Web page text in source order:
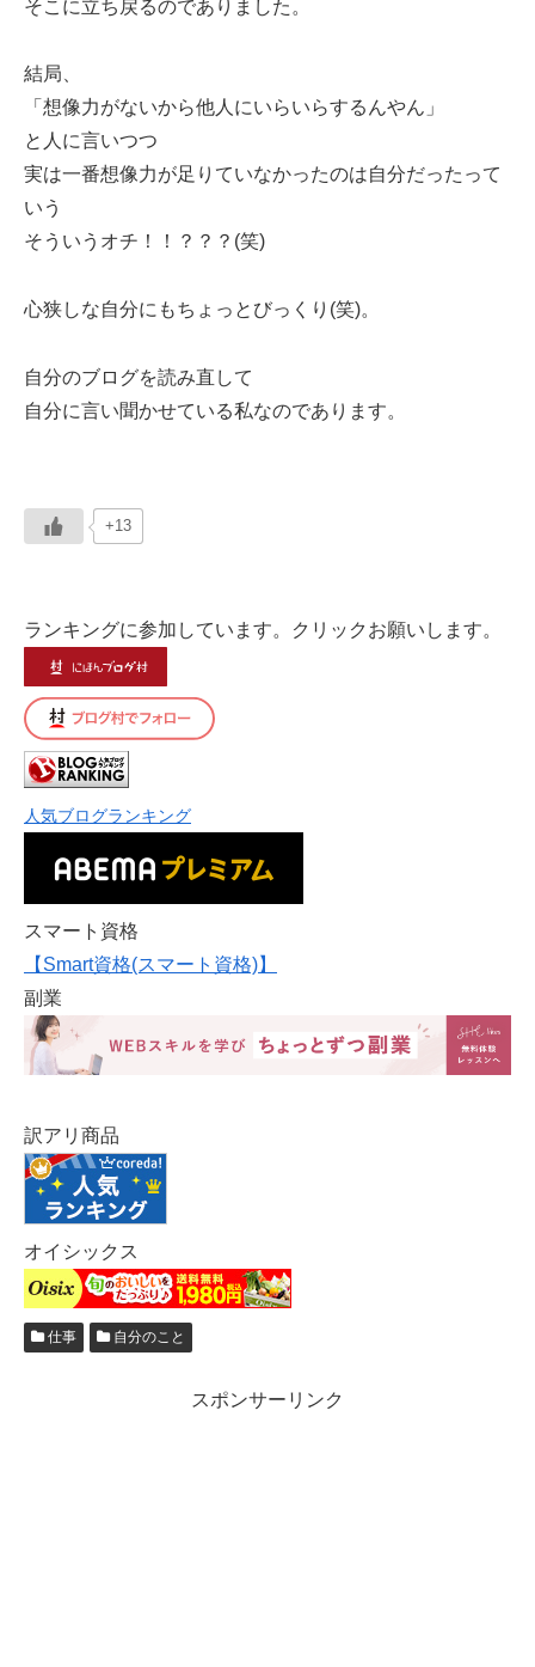
そこに立ち戻るのでありました。
結局、
「想像力がないから他人にいらいらするんやん」
と人に言いつつ
実は一番想像力が足りていなかったのは自分だったって
いう
そういうオチ！！？？？(笑)
心狭しな自分にもちょっとびっくり(笑)。
自分のブログを読み直して
自分に言い聞かせている私なのであります。
+13
ランキングに参加しています。クリックお願いします。
人気ブログランキング
スマート資格
【Smart資格(スマート資格)】
副業
訳アリ商品
オイシックス
仕事 自分のこと
スポンサーリンク